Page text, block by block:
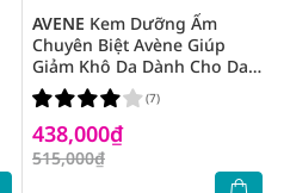
AVENE Kem Dưỡng Ẩm
Chuyên Biệt Avène Giúp
Giảm Khô Da Dành Cho Da
Rất Khô Và Da Nhạy Cảm
100ml
438,000₫
515,000₫
(7)